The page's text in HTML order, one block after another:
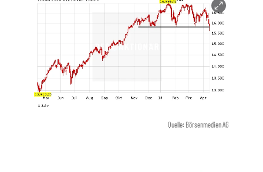
Quelle: Börsenmedien AG